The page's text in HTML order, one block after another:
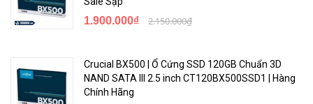
1.900.000₫ 2.150.000₫
Crucial BX500 | Ổ Cứng SSD 120GB Chuẩn 3D
NAND SATA III 2.5 inch CT120BX500SSD1 | Hàng
Chính Hãng